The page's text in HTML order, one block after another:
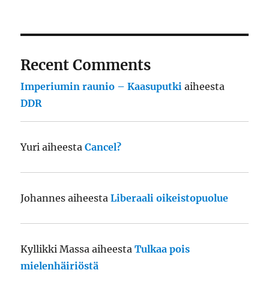
Recent Comments
Imperiumin raunio – Kaasuputki aiheesta
DDR
Yuri aiheestaCancel?
Johannes aiheestaLiberaali oikeistopuolue
Kyllikki Massa aiheestaTulkaa pois
mielenhäiriöstä